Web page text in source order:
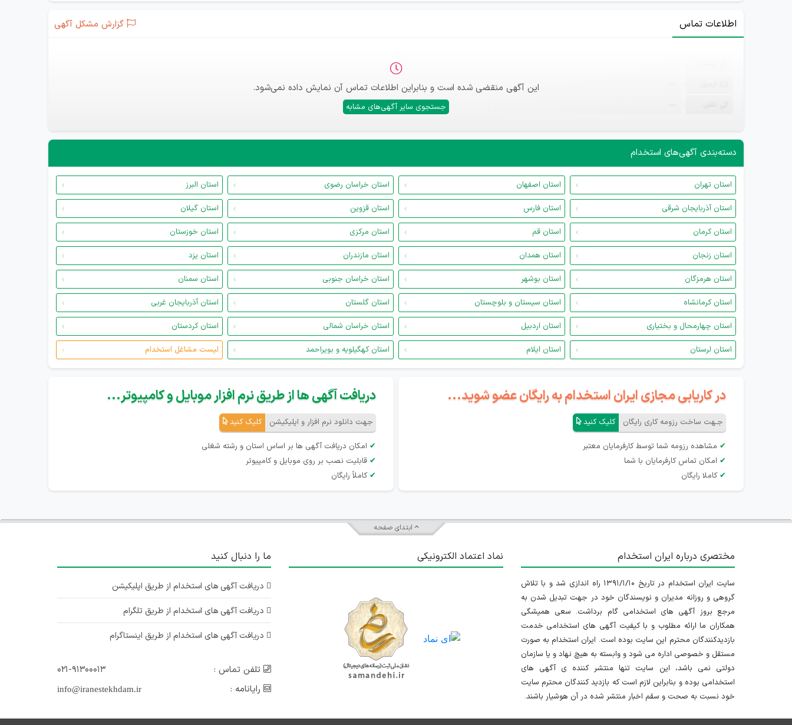
اطلاعات تماس گزارش مشکل آگهی
این آگهی منقضی شده است و بنابراین اطلاعات تماس آن نمایش داده نمی‌شود.
جستجوی سایر آگهی‌های مشابه
دسته‌بندی آگهی‌های استخدام
استان تهران استان اصفهان استان خراسان رضوی
استان البرز
استان آذربایجان شرقی
استان فارس استان قزوین
استان گیلان
استان کرمان
استان قم استان مرکزی
استان خوزستان
استان زنجان
استان همدان استان مازندران
استان یزد
استان هرمزگان
استان بوشهر استان خراسان جنوبی
استان سمنان
استان کرمانشاه
استان سیستان و بلوچستان استان گلستان
استان آذربایجان غربی
استان چهارمحال و بختیاری
استان اردبیل استان خراسان شمالی
استان کردستان
استان لرستان
استان ایلام استان کهگیلویه و بویراحمد لیست مشاغل استخدام
در کاریابی مجازی ایران استخدام به رایگان عضو شوید...
جـهت ساخت رزومه کاری رایگان کلیک کنید
✔ مشاهده رزومه شما توسط کارفرمایان معتبر
✔ امکان تماس کارفرمایان با شما
✔ کاملا رایگان
دریافت آگهی ها از طریق نرم افزار موبایل و کامپیوتر...
جهت دانلود نرم افزار و اپلیکیشن کلیک کنید
✔ امکان دریافت آگهی ها بر اساس استان و رشته شغلی
✔ قابلیت نصب بر روی موبایل و کامپیوتر
✔ کاملاً رایگان
ابتدای صفحه
مختصری درباره ایران استخدام
سایت ایران استخدام در تاریخ ۱۳۹۱/۱/۱۰ راه اندازی شد و با تلاش
گروهی و روزانه مدیران و نویسندگان خود در جهت تبدیل شدن به
مرجع بروز آگهی های استخدامی گام برداشت. سعی همیشگی
همکاران ما ارائه مطلوب و با کیفیت آگهی های استخدامی خدمت
بازدیدکنندگان محترم این سایت بوده است. ایران استخدام به صورت
مستقل و خصوصی اداره می شود و وابسته به هیچ نهاد و یا سازمان
دولتی نمی باشد، این سایت تنها منتشر کننده ی آگهی های
استخدامی بوده و بنابراین لازم است که بازدید کنندگان محترم سایت
خود نسبت به صحت و سقم اخبار منتشر شده در آن هوشیار باشند.
نماد اعتماد الکترونیکی ما را دنبال کنید
دریافت آگهی های استخدام از طریق اپلیکیشن
دریافت آگهی های استخدام از طریق تلگرام
دریافت آگهی های استخدام از طریق اینستاگرام
تلفن تماس :
۰۲۱-۹۱۳۰۰۰۱۳
رایانامه :
info@iranestekhdam.ir